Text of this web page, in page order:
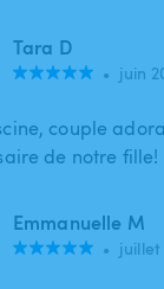
Tara D
• juin
couple
de notre fille!
Emmanuelle M
• juillet